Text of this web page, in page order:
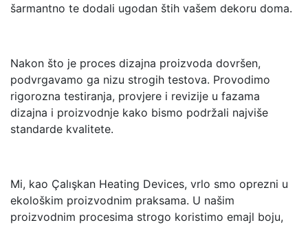
šarmantno te dodali ugodan štih vašem dekoru doma.
Nakon što je proces dizajna proizvoda dovršen,
podvrgavamo ga nizu strogih testova. Provodimo
rigorozna testiranja, provjere i revizije u fazama
dizajna i proizvodnje kako bismo podržali najviše
standarde kvalitete.
Mi, kao Çalışkan Heating Devices, vrlo smo oprezni u
ekološkim proizvodnim praksama. U našim
proizvodnim procesima strogo koristimo emajl boju,